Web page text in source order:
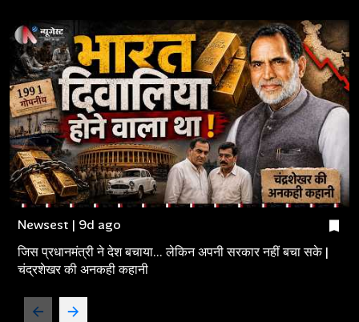
Newsest | 9d ago
जिस प्रधानमंत्री ने देश बचाया... लेकिन अपनी सरकार नहीं बचा सके |
चंद्रशेखर की अनकही कहानी